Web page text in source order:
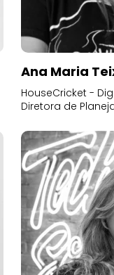
Ana Maria
HouseCricket -
Diretora de